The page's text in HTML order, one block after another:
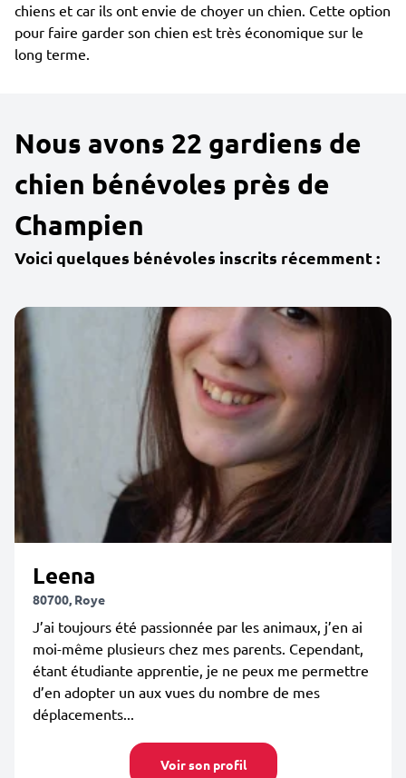
chiens et car ils ont envie de choyer un chien. Cette option
pour faire garder son chien est très économique sur le
long terme.
Nous avons 22 gardiens de
chien bénévoles près de
Champien
Voici quelques bénévoles inscrits récemment :
Leena
80700, Roye
J’ai toujours été passionnée par les animaux, j’en ai
moi-même plusieurs chez mes parents. Cependant,
étant étudiante apprentie, je ne peux me permettre
d’en adopter un aux vues du nombre de mes
déplacements...
Voir son profil